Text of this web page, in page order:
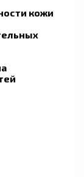
кожи